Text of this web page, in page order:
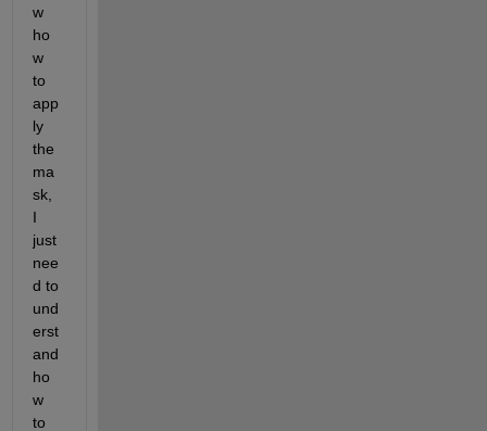
w
ho
w
to
app
ly
the
ma
sk,
I
just
nee
d to
und
erst
and
ho
w
to